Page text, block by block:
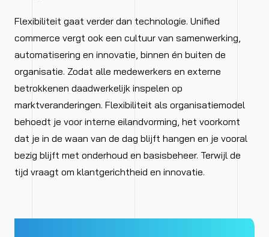
Flexibiliteit gaat verder dan technologie. Unified
commerce vergt ook een cultuur van samenwerking,
automatisering en innovatie, binnen én buiten de
organisatie. Zodat alle medewerkers en externe
betrokkenen daadwerkelijk inspelen op
marktveranderingen. Flexibiliteit als organisatiemodel
behoedt je voor interne eilandvorming, het voorkomt
dat je in de waan van de dag blijft hangen en je vooral
bezig blijft met onderhoud en basisbeheer. Terwijl de
tijd vraagt om klantgerichtheid en innovatie.